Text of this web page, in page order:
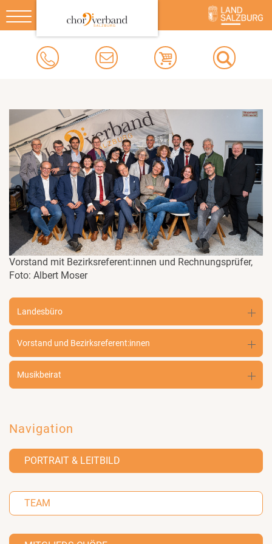
Toggle
navigation
Vorstand mit Bezirksreferent:innen und Rechnungsprüfer,
Foto: Albert Moser
Landesbüro
Vorstand und Bezirksreferent:innen
Musikbeirat
Navigation
PORTRAIT & LEITBILD
TEAM